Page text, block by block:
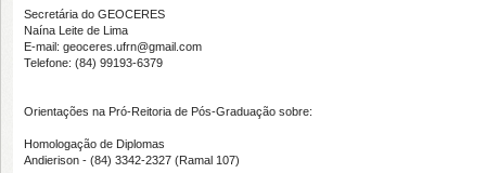
Secretária do GEOCERES
Naína Leite de Lima
E-mail: geoceres.ufrn@gmail.com
Telefone: (84) 99193-6379
Orientações na Pró-Reitoria de Pós-Graduação sobre:
Homologação de Diplomas
Andierison - (84) 3342-2327 (Ramal 107)